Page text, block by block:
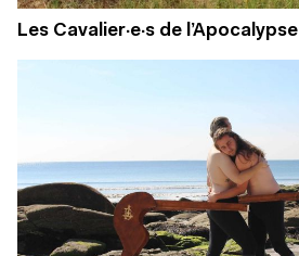
Les Cavalier·e·s de l’Apocalypse